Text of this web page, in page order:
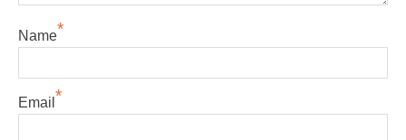
Name*
Email *